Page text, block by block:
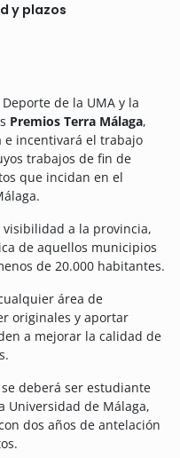
y plazos
de la UMA y la
Premios Terra Málaga,
e incentivará el trabajo
trabajos de fin de
que incidan en el
a la provincia,
de aquellos municipios
de 20.000 habitantes.
área de
originales y aportar
a mejorar la calidad de
deberá ser estudiante
Universidad de Málaga,
dos años de antelación